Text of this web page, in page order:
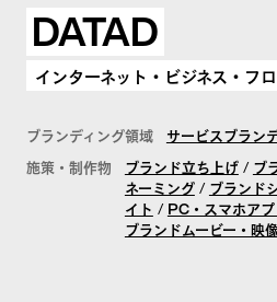
お問い合
DATAD
インターネット・ビジネス・フ
ブランディング領域
サービスブラン
施策・制作物
ブランド立ち上げ/ ブ
ネーミング/ ブランド
イト / PC・スマホアプ
ブランドムービー・映